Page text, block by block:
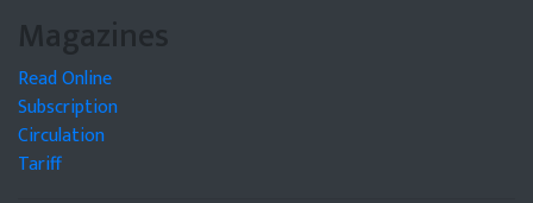
Magazines
Read Online
Subscription
Circulation
Tariff